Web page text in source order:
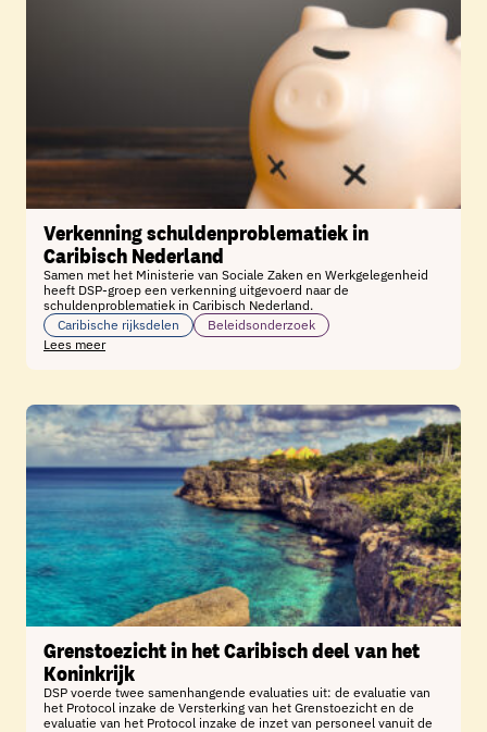
Verkenning schuldenproblematiek in
Caribisch Nederland
Samen met het Ministerie van Sociale Zaken en Werkgelegenheid
heeft DSP-groep een verkenning uitgevoerd naar de
schuldenproblematiek in Caribisch Nederland.
Caribische rijksdelen
Beleidsonderzoek
Lees meer
Grenstoezicht in het Caribisch deel van het
Koninkrijk
DSP voerde twee samenhangende evaluaties uit: de evaluatie van
het Protocol inzake de Versterking van het Grenstoezicht en de
evaluatie van het Protocol inzake de inzet van personeel vanuit de